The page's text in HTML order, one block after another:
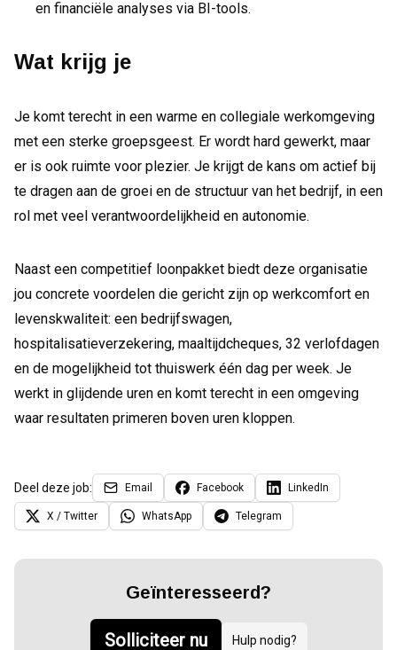
en financiële analyses via BI-tools.
Wat krijg je
Je komt terecht in een warme en collegiale werkomgeving
met een sterke groepsgeest. Er wordt hard gewerkt, maar
er is ook ruimte voor plezier. Je krijgt de kans om actief bij
te dragen aan de groei en de structuur van het bedrijf, in een
rol met veel verantwoordelijkheid en autonomie.
Naast een competitief loonpakket biedt deze organisatie
jou concrete voordelen die gericht zijn op werkcomfort en
levenskwaliteit: een bedrijfswagen,
hospitalisatieverzekering, maaltijdcheques, 32 verlofdagen
en de mogelijkheid tot thuiswerk één dag per week. Je
werkt in glijdende uren en komt terecht in een omgeving
waar resultaten primeren boven uren kloppen.
Deel deze job: Email Facebook LinkedIn
X / Twitter WhatsApp Telegram
Geïnteresseerd?
Solliciteer nu Hulp nodig?